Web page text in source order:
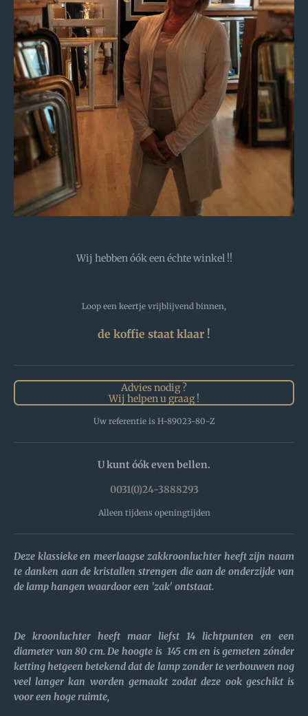
Wij hebben óók een échte winkel !!
Loop een keertje vrijblijvend binnen,
de koffie staat klaar !
Advies nodig ?
Wij helpen u graag !
Uw referentie is H-89023-80-Z
U kunt óók even bellen.
0031(0)24-3888293
Alleen tijdens openingtijden
Deze klassieke en meerlaagse zakkroonluchter heeft zijn naam
te danken aan de kristallen strengen die aan de onderzijde van
de lamp hangen waardoor een 'zak' ontstaat.
De kroonluchter heeft maar liefst 14 lichtpunten en een
diameter van 80 cm. De hoogte is 145 cm en is gemeten zónder
ketting hetgeen betekend dat de lamp zonder te verbouwen nog
veel langer kan worden gemaakt zodat deze ook geschikt is
voor een hoge ruimte,